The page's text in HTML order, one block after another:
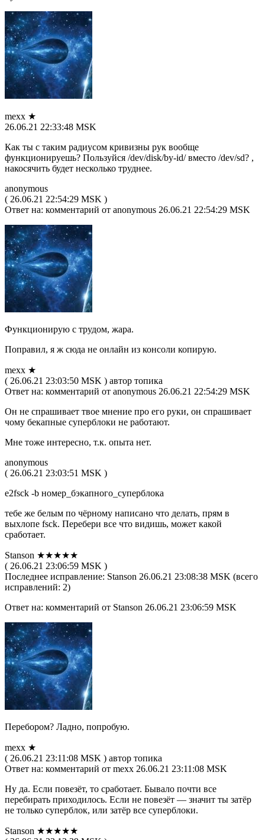
mexx ★
26.06.21 22:33:48 MSK
Как ты с таким радиусом кривизны рук вообще
функционируешь? Пользуйся /dev/disk/by-id/ вместо /dev/sd? ,
накосячить будет несколько труднее.
anonymous
( 26.06.21 22:54:29 MSK )
Ответ на: комментарий от anonymous 26.06.21 22:54:29 MSK
Функционирую с трудом, жара.
Поправил, я ж сюда не онлайн из консоли копирую.
mexx ★
( 26.06.21 23:03:50 MSK ) автор топика
Ответ на: комментарий от anonymous 26.06.21 22:54:29 MSK
Он не спрашивает твое мнение про его руки, он спрашивает
чому бекапные суперблоки не работают.
Мне тоже интересно, т.к. опыта нет.
anonymous
( 26.06.21 23:03:51 MSK )
e2fsck -b номер_бэкапного_суперблока
тебе же белым по чёрному написано что делать, прям в
выхлопе fsck. Перебери все что видишь, может какой
сработает.
Stanson ★★★★★
( 26.06.21 23:06:59 MSK )
Последнее исправление: Stanson 26.06.21 23:08:38 MSK (всего
исправлений: 2)
Ответ на: комментарий от Stanson 26.06.21 23:06:59 MSK
Перебором? Ладно, попробую.
mexx ★
( 26.06.21 23:11:08 MSK ) автор топика
Ответ на: комментарий от mexx 26.06.21 23:11:08 MSK
Ну да. Если повезёт, то сработает. Бывало почти все
перебирать приходилось. Если не повезёт — значит ты затёр
не только суперблок, или затёр все суперблоки.
Stanson ★★★★★